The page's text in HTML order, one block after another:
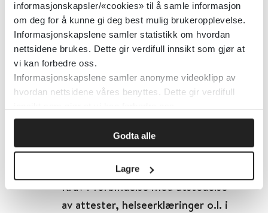
informasjonskapsler/«cookies» til å samle informasjon
om deg for å kunne gi deg best mulig brukeropplevelse.
Informasjonskapslene samler statistikk om hvordan
nettsidene brukes. Dette gir verdifull innsikt som gjør at
vi kan forbedre oss.
Informasjonskapslene samler anonyme videoklipp av
hvordan nettsidene våres benyttes. Dette gir verdifull
Godta alle
Lagre
Helsedirektoratet 2017
Selvmord – Veileder om
ivaretakelse av etterlatte ved
selvmord
Helsedirektoratet
Krav i forbindelse med utstedelse
av attester, helseerklæringer o.l. i